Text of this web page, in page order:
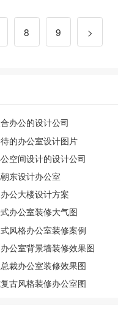
8 9 >
办公的设计公司
的办公室设计图片
空间设计的设计公司
东设计办公室
公大楼设计方案
办公室装修大气图
风格办公室装修案例
公室背景墙装修效果图
裁办公室装修效果图
古风格装修办公室图